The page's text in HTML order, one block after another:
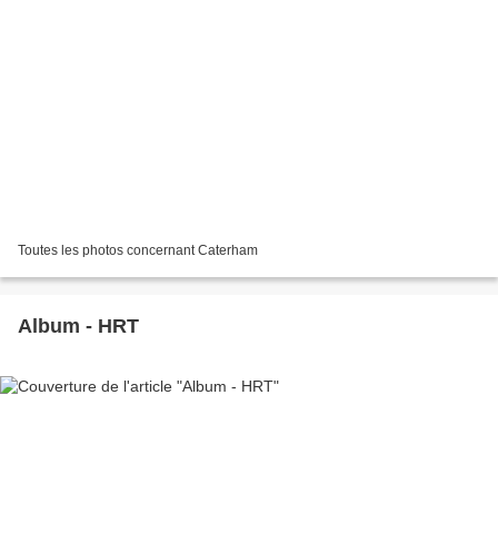
Toutes les photos concernant Caterham
Album - HRT